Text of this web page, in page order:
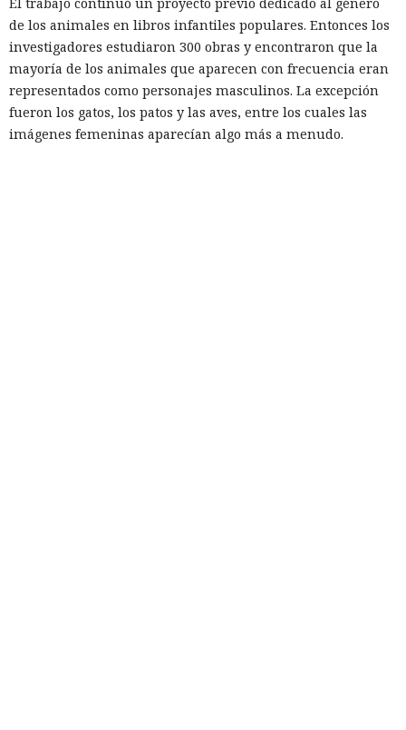
El trabajo continuó un proyecto previo dedicado al género
de los animales en libros infantiles populares. Entonces los
investigadores estudiaron 300 obras y encontraron que la
mayoría de los animales que aparecen con frecuencia eran
representados como personajes masculinos. La excepción
fueron los gatos, los patos y las aves, entre los cuales las
imágenes femeninas aparecían algo más a menudo.